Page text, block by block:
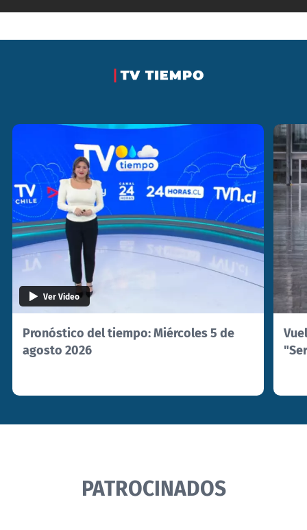
Ver Video
Pronóstico del tiempo: Miércoles 5 de
agosto 2026
PATROCINADOS